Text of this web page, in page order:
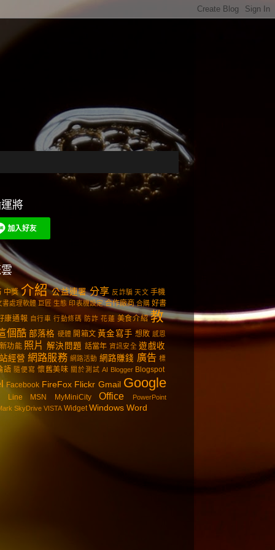
將
中獎 介紹 公益連署 分享 反詐騙 天文 手機
書處理軟體 巨匠 生態 印表機設定 合作廠商 合購 好書
康通報 自行車 行動條碼 防詐 花蓮 美食介紹 教
個酷 部落格 硬體 開箱文 黃金寫手 想敗 感恩
功能 照片 解決問題 話當年 資訊安全 遊戲收
經營 網路服務 網路活動 網路賺錢 廣告 標
語 隨便寫 懷舊美味 關於測試 AI Blogger Blogspot
Facebook FireFox Flickr Gmail Google
Line MSN MyMiniCity Office
PowerPoint
SkyDrive VISTA Widget Windows Word